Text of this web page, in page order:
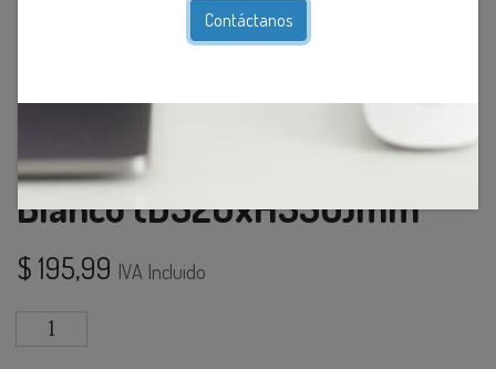
Contáctanos
Lamp. Colg. 1L E27 Acero
Blanco (D320xH330)mm
$ 195,99 IVA Incluido